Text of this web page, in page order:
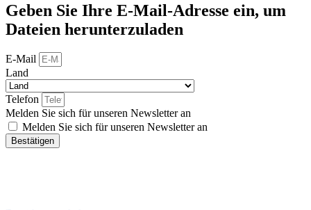
Geben Sie Ihre E-Mail-Adresse ein, um
Dateien herunterzuladen
E-Mail
Land
Telefon
Melden Sie sich für unseren Newsletter an
Melden Sie sich für unseren Newsletter an
Bestätigen